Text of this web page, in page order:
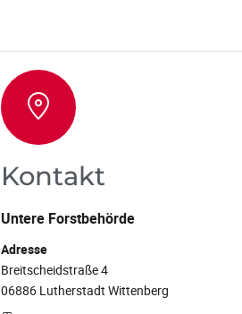
Kontakt
Untere Forstbehörde
Adresse
Breitscheidstraße 4
06886 Lutherstadt Wittenberg